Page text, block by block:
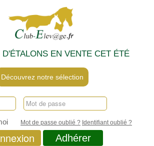
D'ÉTALONS EN VENTE CET ÉTÉ
Découvrez notre sélection
Mot de passe oublié ? Identifiant oublié ?
Adhérer